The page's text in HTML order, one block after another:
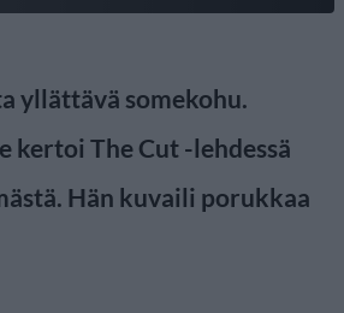
yllättävä somekohu.
kertoi The Cut -lehdessä
Hän kuvaili porukkaa